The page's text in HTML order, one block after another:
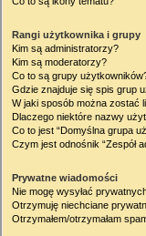
Rangi użytkownika i grupy
Kim są administratorzy?
Kim są moderatorzy?
Co to są grupy
Gdzie znajduje się spis grup
W jaki sposób można zostać
Dlaczego niektóre nazwy
Co to jest “Domyślna grupa
Czym jest odnośnik “Zespół
Prywatne wiadomości
Nie mogę wysyłać
Otrzymuję niechciane
Otrzymałem/otrzymałam